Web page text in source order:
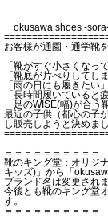
「okusawa shoes -
お客様が通園・通学靴
「靴がすぐ小さくなっ
「靴底が片べりしてしま
「雨の日にも履きたい」
「長時間履いていると
「足のWISE(幅)が合
最近の子供（都心の子
し販売しようと決めまし
＝＝＝＝＝＝＝＝＝＝
靴のキング堂：オリジ
キッズ)」から「
ブランド名は変更され
今後とも靴のキング堂
す。
＝＝＝＝＝＝＝＝＝＝